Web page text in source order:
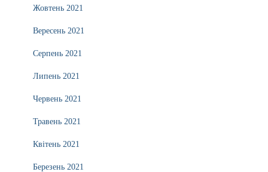
Жовтень 2021
Вересень 2021
Серпень 2021
Липень 2021
Червень 2021
Травень 2021
Квітень 2021
Березень 2021